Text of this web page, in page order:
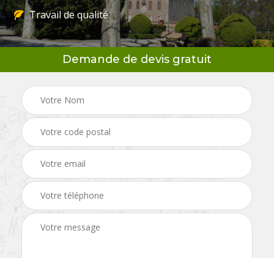
Travail de qualité
Demande de devis gratuit